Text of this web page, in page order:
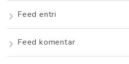
Feed entri
Feed komentar